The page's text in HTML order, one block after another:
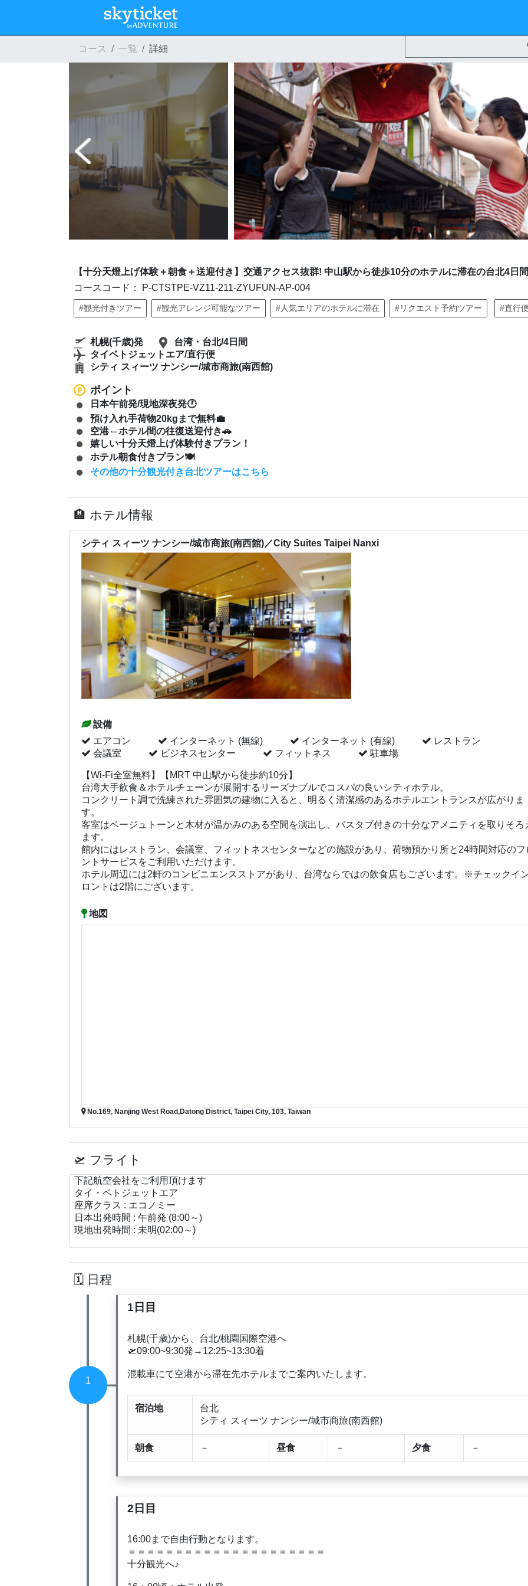
コース 一覧 詳細
【十分天燈上げ体験＋朝食＋送迎付き】交通アクセス抜群! 中山駅から徒歩10分のホテルに滞在の台北4日間
コースコード： P-CTSTPE-VZ11-211-ZYUFUN-AP-004
#観光付きツアー #観光アレンジ可能なツアー #人気エリアのホテルに滞在 #リクエスト予約ツアー #直行便
札幌(千歳)発
台湾・台北/4日間
タイベトジェットエア/直行便
シティ スィーツ ナンシー/城市商旅(南西館)
ポイント
日本午前発/現地深夜発🕐
預け入れ手荷物20kgまで無料💼
空港⇔ホテル間の往復送迎付き🚗
嬉しい十分天燈上げ体験付きプラン！
ホテル朝食付きプラン🍽️
その他の十分観光付き台北ツアーはこちら
ホテル情報
シティ スィーツ ナンシー/城市商旅(南西館)／City Suites Taipei Nanxi
設備
エアコン
インターネット (無線) インターネット (有線)
レストラン
会議室
ビジネスセンター フィットネス 駐車場
【Wi-Fi全室無料】【MRT 中山駅から徒歩約10分】
台湾大手飲食＆ホテルチェーンが展開するリーズナブルでコスパの良いシティホテル。
コンクリート調で洗練された雰囲気の建物に入ると、明るく清潔感のあるホテルエントランスが広がりま
す。
客室はベージュトーンと木材が温かみのある空間を演出し、バスタブ付きの十分なアメニティを取りそろ
ます。
館内にはレストラン、会議室、フィットネスセンターなどの施設があり、荷物預かり所と24時間対応のフ
ントサービスをご利用いただけます。
ホテル周辺には2軒のコンビニエンスストアがあり、台湾ならではの飲食店もございます。※チェックイ
ロントは2階にございます。
地図
No.169, Nanjing West Road,Datong District, Taipei City, 103, Taiwan
フライト
下記航空会社をご利用頂けます
タイ・ベトジェットエア
座席クラス : エコノミー
日本出発時間 : 午前発 (8:00～)
現地出発時間 : 未明(02:00～)
日程
1
1日目
札幌(千歳)から、台北/桃園国際空港へ
🛫09:00~9:30発→12:25~13:30着
混載車にて空港から滞在先ホテルまでご案内いたします。
宿泊地
台北
シティ スィーツ ナンシー/城市商旅(南西館)
朝食 － 昼食 － 夕食 －
2日目
16:00まで自由行動となります。
＝＝＝＝＝＝＝＝＝＝＝＝＝＝＝＝＝＝＝＝＝
十分観光へ♪